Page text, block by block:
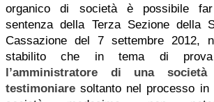
organico di società è possibile
sentenza della Terza Sezione della
Cassazione del 7 settembre 2012,
stabilito che in tema di prova
l’amministratore di una
testimoniaresoltanto nel processo in